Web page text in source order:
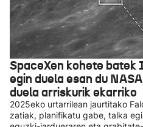
SpaceXen kohete
egin duela esan du
duela arriskurik ekarriko
2025eko urtarrilean jaurtitako
zatiak, planifikatu gabe, talka